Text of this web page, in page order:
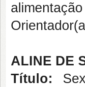
ALINE DE
Título: